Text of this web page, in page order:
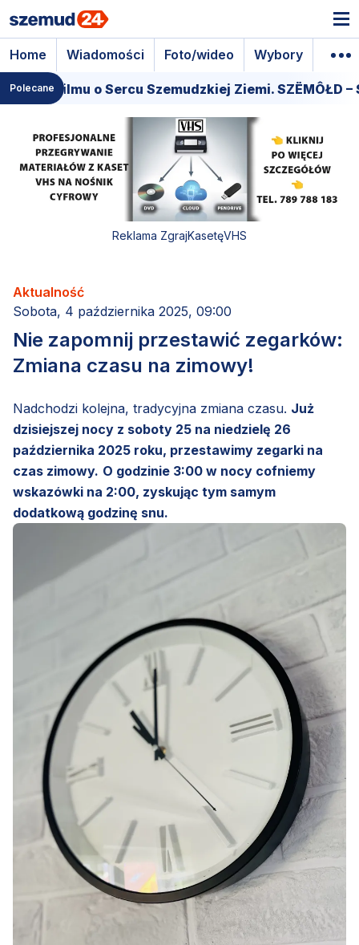
Home Wiadomości Foto/wideo Wybory
Polecanefilmu o Sercu Szemudzkiej Ziemi. SZËMÔŁD –
Reklama ZgrajKasetęVHS
Aktualność
Sobota, 4 października 2025, 09:00
Nie zapomnij przestawić zegarków:
Zmiana czasu na zimowy!
Nadchodzi kolejna, tradycyjna zmiana czasu. Już
dzisiejszej nocy z soboty 25 na niedzielę 26
października 2025 roku, przestawimy zegarki na
czas zimowy. O godzinie 3:00 w nocy cofniemy
wskazówki na 2:00, zyskując tym samym
dodatkową godzinę snu.